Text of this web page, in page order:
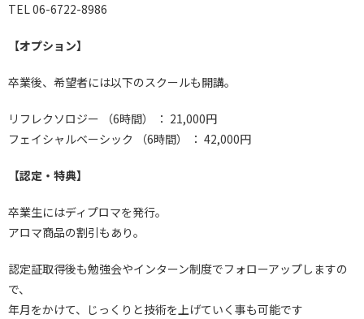
TEL 06-6722-8986
【オプション】
卒業後、希望者には以下のスクールも開講。
リフレクソロジー （6時間） ： 21,000円
フェイシャルベーシック （6時間） ： 42,000円
【認定・特典】
卒業生にはディプロマを発行。
アロマ商品の割引もあり。
認定証取得後も勉強会やインターン制度でフォローアップしますの
で、
年月をかけて、じっくりと技術を上げていく事も可能です